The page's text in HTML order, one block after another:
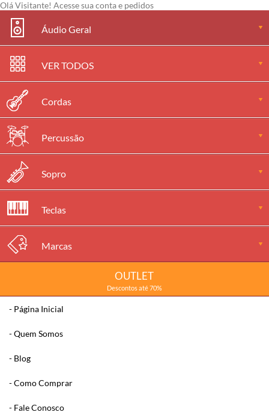
Olá Visitante! Acesse sua conta e pedidos
Áudio Geral
VER TODOS
Cordas
Percussão
Sopro
Teclas
Marcas
OUTLET
Descontos até 70%
Página Inicial
Quem Somos
Blog
Como Comprar
Fale Conosco